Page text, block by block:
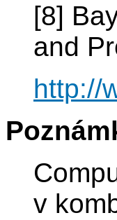
[8]
and
http://
v